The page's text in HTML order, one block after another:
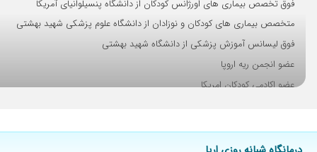
فوق تخصص بیماری های اورژانس کودکان از دانشگاه پنسیلوانیای آمریکا
متخصص بیماری های کودکان و نوزادان از دانشگاه علوم پزشکی شهید بهشتی
فوق لیسانس آموزش پزشکی از دانشگاه شهید بهشتی
عضو انجمن ریه اروپا
عضو اکادمی کودکان امریکا
بیمارستان های محل فعالیت: بیمارستان کودکان مفید، بیمارستان مسیح دانشوری،